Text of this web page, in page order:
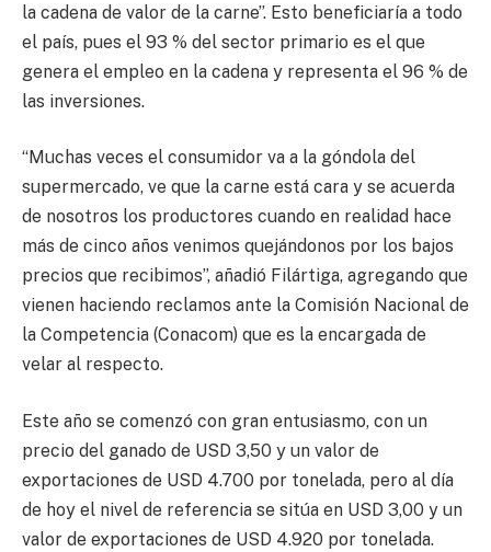
la cadena de valor de la carne”. Esto beneficiaría a todo
el país, pues el 93 % del sector primario es el que
genera el empleo en la cadena y representa el 96 % de
las inversiones.
“Muchas veces el consumidor va a la góndola del
supermercado, ve que la carne está cara y se acuerda
de nosotros los productores cuando en realidad hace
más de cinco años venimos quejándonos por los bajos
precios que recibimos”, añadió Filártiga, agregando que
vienen haciendo reclamos ante la Comisión Nacional de
la Competencia (Conacom) que es la encargada de
velar al respecto.
Este año se comenzó con gran entusiasmo, con un
precio del ganado de USD 3,50 y un valor de
exportaciones de USD 4.700 por tonelada, pero al día
de hoy el nivel de referencia se sitúa en USD 3,00 y un
valor de exportaciones de USD 4.920 por tonelada.